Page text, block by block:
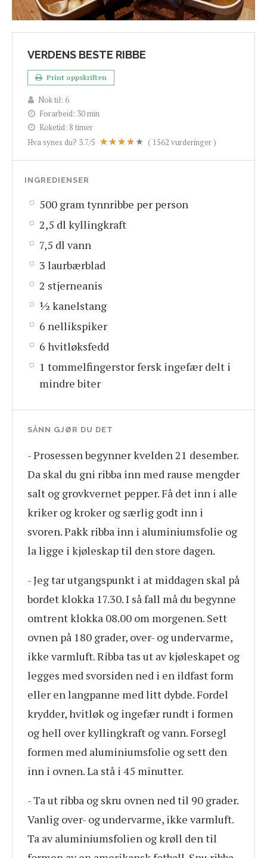
VERDENS BESTE RIBBE
Print oppskriften
Nok til: 6
Forarbeid: 30 min
Koketid: 8 timer
Hva synes du? 3.7/5 ( 1562 vurderinger )
INGREDIENSER
500 gram tynnribbe per person
2,5 dl kyllingkraft
7,5 dl vann
3 laurbærblad
2 stjerneanis
½ kanelstang
6 nellikspiker
6 hvitløksfedd
1 tommelfingerstor fersk ingefær delt i
mindre biter
SÅNN GJØR DU DET
- Prosessen begynner kvelden 21 desember.
Da skal du gni ribba inn med rause mengder
salt og grovkvernet pepper. Få det inn i alle
kriker og kroker og særlig godt inn i
svoren. Pakk ribba inn i aluminiumsfolie og
la ligge i kjøleskap til den store dagen.
- Jeg tar utgangspunkt i at middagen skal på
bordet klokka 17.30. I så fall må du begynne
omtrent klokka 08.00 om morgenen. Sett
ovnen på 180 grader, over- og undervarme,
ikke varmluft. Ribba tas ut av kjøleskapet og
legges med svorsiden ned i en ildfast form
eller en langpanne med litt dybde. Fordel
krydder, hvitløk og ingefær rundt i formen
og hell over kyllingkraft og vann. Forsegl
formen med aluminiumsfolie og sett den
inn i ovnen. La stå i 45 minutter.
- Ta ut ribba og skru ovnen ned til 90 grader.
Vanlig over- og undervarme, ikke varmluft.
Ta av aluminiumsfolien og krøll den til